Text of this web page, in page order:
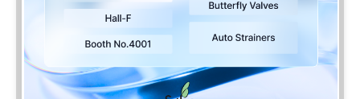
Email